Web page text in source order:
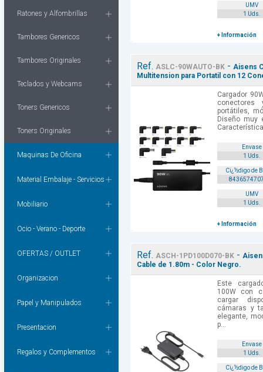
Ratones y Alfombrillas
Tambores Genericos
Tambores Originales
Teclados y Webcams
Toners Genericos
Toners Originales
Maquinas De Oficina
Material Embalaje - Servicios
Mobiliario
Ocio - Verano - Deporte
OFERTAS / OUTLET
Organizacion
Papel y Manipulados
Presentacion
Regalos y Complementos
UMV
1 Uds.
+ Información
Ref. ASLC-90WAUTO-BK - Aisens
Multitension para Portatil con 12
Cargador
conectores
portátiles,
Diseño muy
Envase
1 Uds.
Cï¿½digo de
UMV
1 Uds.
+ Información
Ref. ASCH-1PD100D070-BK -
Cable de 1.80m - Color Negro.
Este
100W con
cargar
cámaras y
elegante,
p...
Envase
1 Uds.
Cï¿½digo de